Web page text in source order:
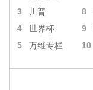
3 川普 8
4 世界杯 9
5 万维专栏 10